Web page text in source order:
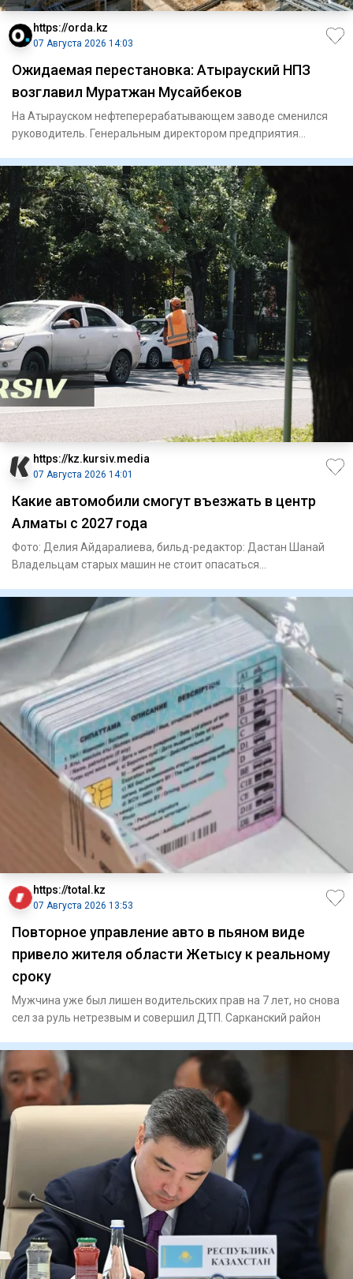
https://orda.kz
07 Августа 2026 14:03
Ожидаемая перестановка: Атырауский НПЗ
возглавил Муратжан Мусайбеков
На Атырауском нефтеперерабатывающем заводе сменился
руководитель. Генеральным директором предприятия
https://kz.kursiv.media
07 Августа 2026 14:01
Какие автомобили смогут въезжать в центр
Алматы с 2027 года
Фото: Делия Айдаралиева, бильд-редактор: Дастан Шанай
Владельцам старых машин не стоит опасаться
https://total.kz
07 Августа 2026 13:53
Повторное управление авто в пьяном виде
привело жителя области Жетысу к реальному
сроку
Мужчина уже был лишен водительских прав на 7 лет, но снова
сел за руль нетрезвым и совершил ДТП. Сарканский район